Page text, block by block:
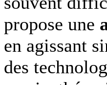
propose une
en agissant
des